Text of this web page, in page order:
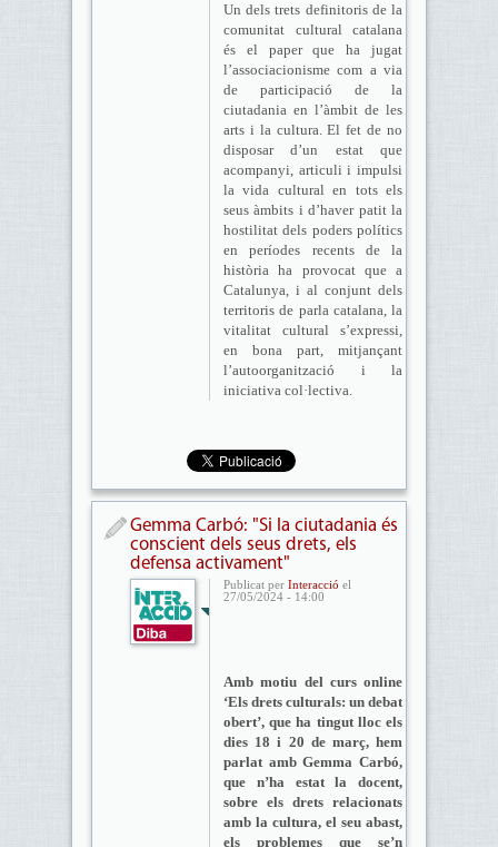
Un dels trets definitoris de la
comunitat cultural catalana
és el paper que ha jugat
l’associacionisme com a via
de participació de la
ciutadania en l’àmbit de les
arts i la cultura. El fet de no
disposar d’un estat que
acompanyi, articuli i impulsi
la vida cultural en tots els
seus àmbits i d’haver patit la
hostilitat dels poders polítics
en períodes recents de la
història ha provocat que a
Catalunya, i al conjunt dels
territoris de parla catalana, la
vitalitat cultural s’expressi,
en bona part, mitjançant
l’autoorganització i la
iniciativa col·lectiva.
Gemma Carbó: "Si la ciutadania és
conscient dels seus drets, els
defensa activament"
Publicat per Interacció el
27/05/2024 - 14:00
Amb motiu del curs online
‘Els drets culturals: un debat
obert’, que ha tingut lloc els
dies 18 i 20 de març, hem
parlat amb Gemma Carbó,
que n’ha estat la docent,
sobre els drets relacionats
amb la cultura, el seu abast,
els problemes que se’n